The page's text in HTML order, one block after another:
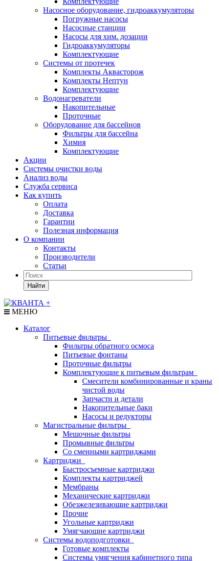
Насосное оборудование, гидроаккумуляторы
Погружные насосы
Насосные станции
Насосы для хим. дозации
Гидроаккумуляторы
Комплектующие
Системы от протечек
Комплекты Аквасторож
Комплекты Нептун
Комплектующие
Водонагреватели
Накопительные
Проточные
Оборудование для бассейнов
Фильтры для бассейна
Химия
Комплектующие
Акции
Системы очистки воды
Анализ воды
Служба сервиса
Как купить
Оплата
Доставка
Гарантии
Полезная информация
О компании
Контакты
Производители
Статьи
Найти
МЕНЮ
Каталог
Питьевые фильтры
Фильтры обратного осмоса
Питьевые фонтаны
Проточные фильтры
Комплектующие к питьевым фильтрам
Смесители комбинированные и краны
чистой воды
Запчасти и детали
Накопительные баки
Насосы и редукторы
Магистральные фильтры
Мешочные фильтры
Промывные фильтры
Со сменными картриджами
Картриджи
Быстросъемные картриджи
Комплекты картриджей
Мембраны
Механические картриджи
Обезжелезивающие картриджи
Прочие
Угольные картриджи
Умягчающие картриджи
Системы водоподготовки
Готовые комплекты
Системы умягчения кабинетного типа